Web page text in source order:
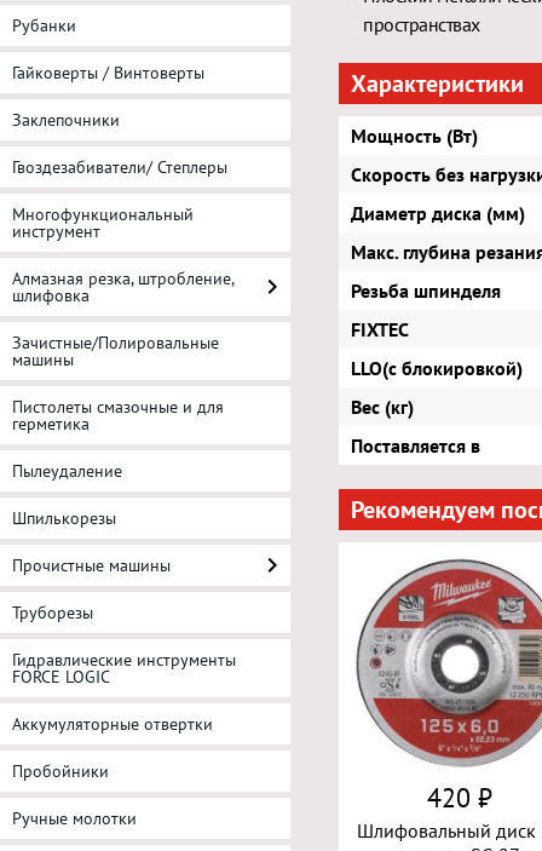
Рубанки
Гайковерты / Винтоверты
Заклепочники
Гвоздезабиватели/ Степлеры
Многофункциональный
инструмент
Алмазная резка, штробление,
шлифовка
Зачистные/Полировальные
машины
Пистолеты смазочные и для
герметика
Пылеудаление
Шпилькорезы
Прочистные машины
Труборезы
Гидравлические инструменты
FORCE LOGIC
Аккумуляторные отвертки
Пробойники
Ручные молотки
пространствах
Характеристики
Мощность (Вт)
Скорость без
Диаметр диска (мм)
Макс. глубина
Резьба шпинделя
FIXTEC
LLO(с блокировкой)
Вес (кг)
Поставляется в
Рекомендуем
420 ₽
Шлифовальный диск